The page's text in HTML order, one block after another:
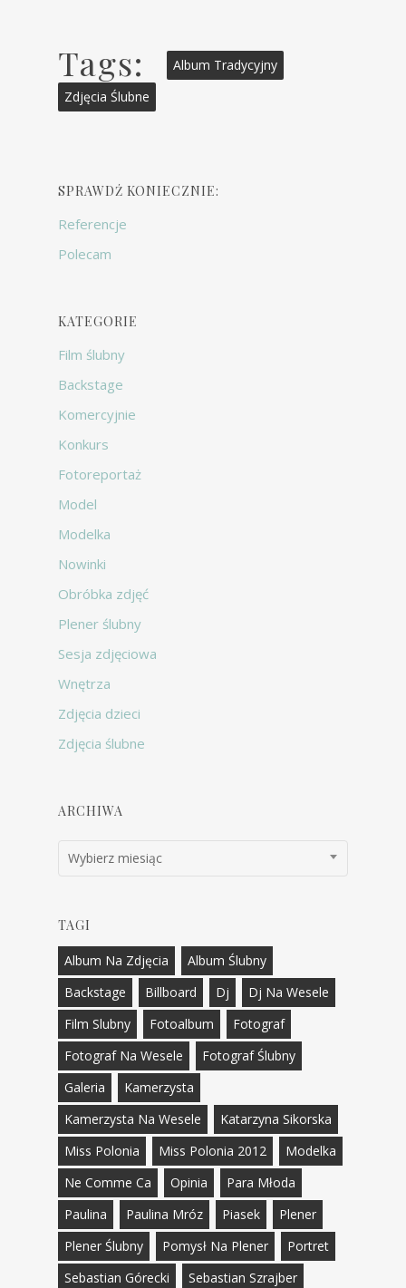
Tags:
Album Tradycyjny
Zdjęcia Ślubne
SPRAWDŹ KONIECZNIE:
Referencje
Polecam
KATEGORIE
Film ślubny
Backstage
Komercyjnie
Konkurs
Fotoreportaż
Model
Modelka
Nowinki
Obróbka zdjęć
Plener ślubny
Sesja zdjęciowa
Wnętrza
Zdjęcia dzieci
Zdjęcia ślubne
ARCHIWA
Archiwa
Wybierz miesiąc
TAGI
Album Na Zdjęcia
Album Ślubny
Backstage
Billboard Dj
Dj Na Wesele
Film Slubny
Fotoalbum
Fotograf
Fotograf Na Wesele
Fotograf Ślubny
Galeria
Kamerzysta
Kamerzysta Na Wesele
Katarzyna Sikorska
Miss Polonia
Miss Polonia 2012
Modelka
Ne Comme Ca
Opinia
Para Młoda
Paulina
Paulina Mróz Piasek
Plener
Plener Ślubny
Pomysł Na Plener
Portret
Sebastian Górecki
Sebastian Szrajber